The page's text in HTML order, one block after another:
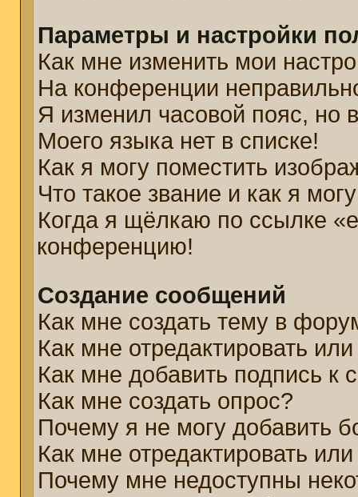
Параметры и настройки
Как мне изменить мои
На конференции
Я изменил часовой пояс, но
Моего языка нет в списке!
Как я могу поместить
Что такое звание и как я
Когда я щёлкаю по ссылке
конференцию!
Создание сообщений
Как мне создать тему в
Как мне отредактировать
Как мне добавить подпись
Как мне создать опрос?
Почему я не могу добавить
Как мне отредактировать
Почему мне недоступны